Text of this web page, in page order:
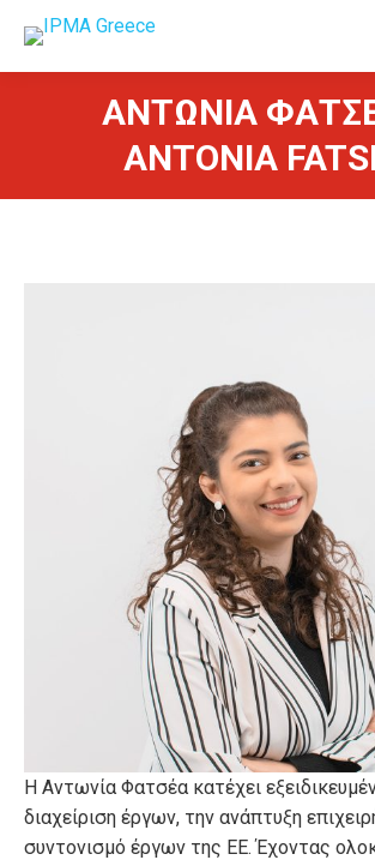
ΑΝΤΩΝΙΑ
ANTONIA
Η Αντωνία Φατσέα κατέχει
διαχείριση έργων, την ανάπτυξη
συντονισμό έργων της ΕΕ. Έχοντας